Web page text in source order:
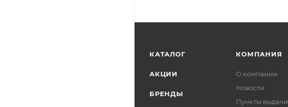
КАТАЛОГ
АКЦИИ
БРЕНДЫ
КОМПАНИЯ
О компании
Новости
Пункты выдачи